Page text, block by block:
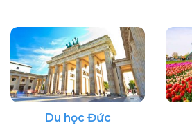
Du học Đức